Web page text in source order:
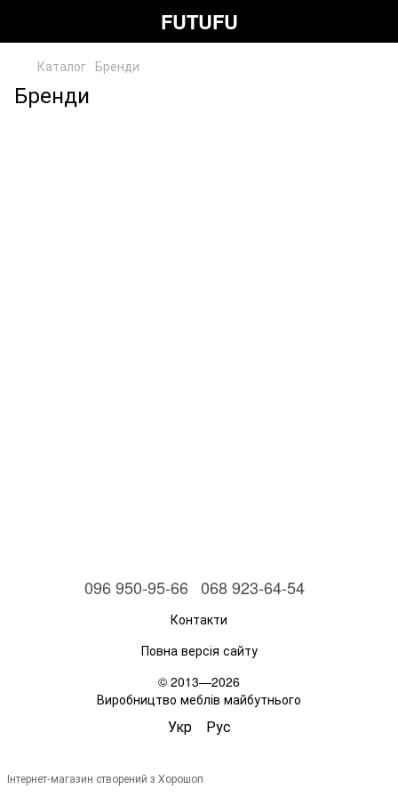
FUTUFU
Каталог Бренди
Бренди
096 950-95-66 068 923-64-54
Контакти
Повна версія сайту
© 2013—2026
Виробництво меблів майбутнього
Укр Рус
Інтернет-магазин створений з Хорошоп